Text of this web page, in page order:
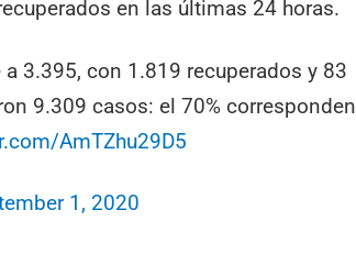
en las últimas 24 horas.
3.395, con 1.819 recuperados y 83
9.309 casos: el 70% corresponden
AmTZhu29D5
1, 2020